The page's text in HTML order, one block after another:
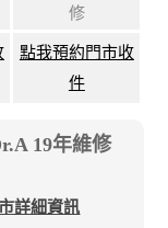
修
點我預約門市收
件
19年維修
詳細資訊